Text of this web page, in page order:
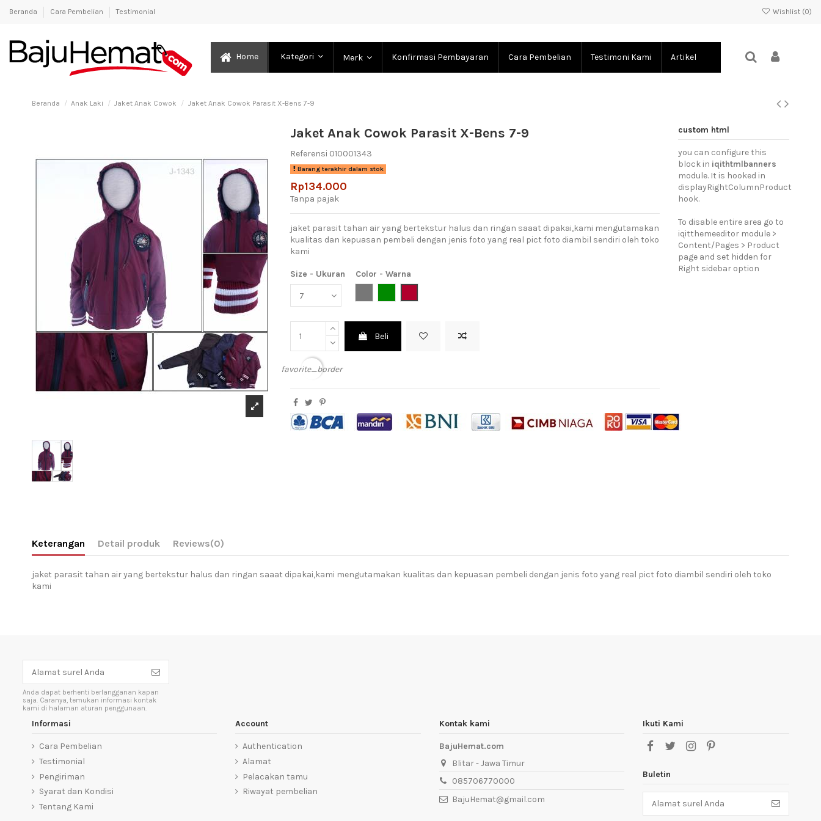
Beranda Cara Pembelian Testimonial Wishlist (0)
Home Kategori Merk Konfirmasi Pembayaran Cara Pembelian Testimoni Kami Artikel
Beranda Anak Laki Jaket Anak Cowok Jaket Anak Cowok Parasit X-Bens 7-9
Jaket Anak Cowok Parasit X-Bens 7-9
Referensi 010001343
Barang terakhir dalam stok
Rp134.000
Tanpa pajak
jaket parasit tahan air yang bertekstur halus dan ringan saaat dipakai,kami mengutamakan
kualitas dan kepuasan pembeli dengan jenis foto yang real pict foto diambil sendiri oleh toko
kami
Size - Ukuran
Color - Warna
Beli
favorite_border
custom html
you can configure this
block in iqithtmlbanners
module. It is hooked in
displayRightColumnProduct
hook.
To disable entire area go to
iqitthemeeditor module >
Content/Pages > Product
page and set hidden for
Right sidebar option
Keterangan Detail produk Reviews(0)
jaket parasit tahan air yang bertekstur halus dan ringan saaat dipakai,kami mengutamakan kualitas dan kepuasan pembeli dengan jenis foto yang real pict foto diambil sendiri oleh toko
kami
Anda dapat berhenti berlangganan kapan
saja. Caranya, temukan informasi kontak
kami di halaman aturan penggunaan.
Informasi
Cara Pembelian
Testimonial
Pengiriman
Syarat dan Kondisi
Tentang Kami
Account
Authentication
Alamat
Pelacakan tamu
Riwayat pembelian
Kontak kami
BajuHemat.com
Blitar - Jawa Timur
085706770000
BajuHemat@gmail.com
Ikuti Kami
Buletin